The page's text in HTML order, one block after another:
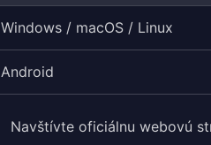
Windows / macOS / Linux
Android
Navštívte oficiálnu webovú